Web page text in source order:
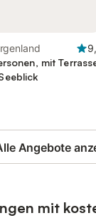
mit
Angebote
mit